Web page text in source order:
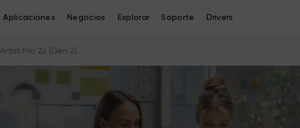
Aplicaciones Negocios Explorar Soporte Drivers
Artist Pro 22 (Gen 2)